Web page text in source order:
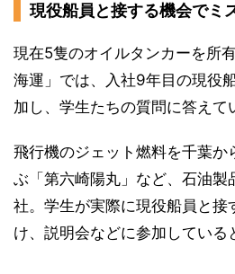
現役船員と接する機会でミ
現在5隻のオイルタンカーを所
海運」では、入社9年目の現役
加し、学生たちの質問に答えて
飛行機のジェット燃料を千葉か
ぶ「第六崎陽丸」など、石油製
社。学生が実際に現役船員と接
け、説明会などに参加している